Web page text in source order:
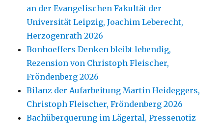
an der Evangelischen Fakultät der
Universität Leipzig, Joachim Leberecht,
Herzogenrath 2026
Bonhoeffers Denken bleibt lebendig,
Rezension von Christoph Fleischer,
Fröndenberg 2026
Bilanz der Aufarbeitung Martin Heideggers,
Christoph Fleischer, Fröndenberg 2026
Bachüberquerung im Lägertal, Pressenotiz